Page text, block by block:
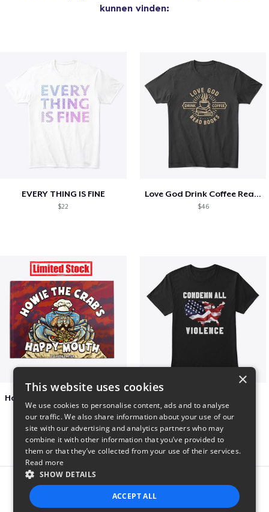
kunnen vinden:
EVERY THING IS FINE
$22
Love God Drink Coffee Read Books
$46
Report this product
×
This website uses cookies
We use cookies to personalise content, ads and to analyse
our traffic. We also share information about your use of our
site with our advertising and analytics partners who may
combine it with other information that you’ve provided to
them or that they’ve collected from your use of their services.
Read more
SHOW DETAILS
ACCEPT ALL